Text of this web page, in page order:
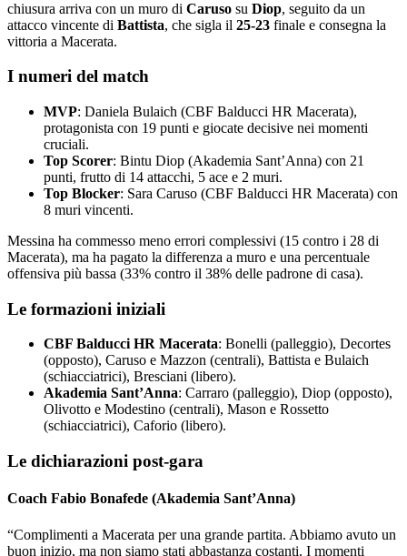
chiusura arriva con un muro di Caruso su Diop, seguito da un
attacco vincente di Battista, che sigla il 25-23 finale e consegna la
vittoria a Macerata.
I numeri del match
MVP: Daniela Bulaich (CBF Balducci HR Macerata),
protagonista con 19 punti e giocate decisive nei momenti
cruciali.
Top Scorer: Bintu Diop (Akademia Sant’Anna) con 21
punti, frutto di 14 attacchi, 5 ace e 2 muri.
Top Blocker: Sara Caruso (CBF Balducci HR Macerata) con
8 muri vincenti.
Messina ha commesso meno errori complessivi (15 contro i 28 di
Macerata), ma ha pagato la differenza a muro e una percentuale
offensiva più bassa (33% contro il 38% delle padrone di casa).
Le formazioni iniziali
CBF Balducci HR Macerata: Bonelli (palleggio), Decortes
(opposto), Caruso e Mazzon (centrali), Battista e Bulaich
(schiacciatrici), Bresciani (libero).
Akademia Sant’Anna: Carraro (palleggio), Diop (opposto),
Olivotto e Modestino (centrali), Mason e Rossetto
(schiacciatrici), Caforio (libero).
Le dichiarazioni post-gara
Coach Fabio Bonafede (Akademia Sant’Anna)
“Complimenti a Macerata per una grande partita. Abbiamo avuto un
buon inizio, ma non siamo stati abbastanza costanti. I momenti